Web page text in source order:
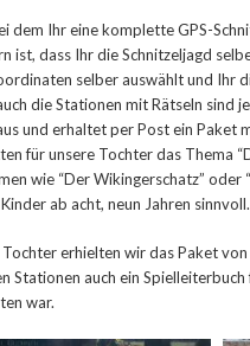
dem Ihr eine komplette GPS-
ist, dass Ihr die Schnitzeljagd
selber auswählt und Ihr
die Stationen mit Rätseln sind
und erhaltet per Post ein Paket
für unsere Tochter das Thema
wie “Der Wikingerschatz” oder
ab acht, neun Jahren sinnvoll.
erhielten wir das Paket
Stationen auch ein
war.